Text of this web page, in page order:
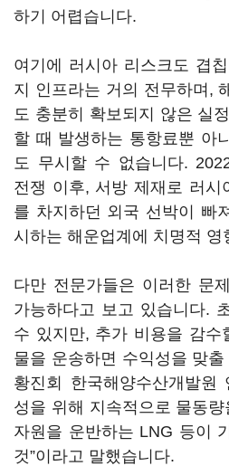
하기 어렵습니다.
여기에 러시아 리스크도 겹
지 인프라는 거의 전무하며,
도 충분히 확보되지 않은 실
할 때 발생하는 통항료뿐 아
도 무시할 수 없습니다.
전쟁 이후, 서방 제재로 러
를 차지하던 외국 선박이 빠
시하는 해운업계에 치명적 영
다만 전문가들은 이러한 문
가능하다고 보고 있습니다.
수 있지만, 추가 비용을 감
물을 운송하면 수익성을 맞
황진회 한국해양수산개발원
성을 위해 지속적으로 물동
자원을 운반하는 LNG 등이
것”이라고 말했습니다.